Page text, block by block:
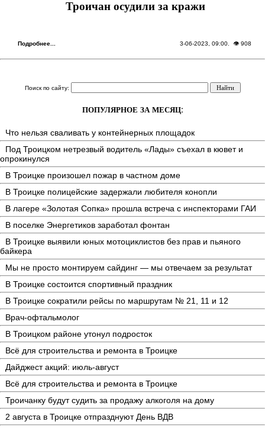
Троичан осудили за кражи
Подробнее... 3-06-2023, 09:00. 👁 908
Поиск по сайту:
ПОПУЛЯРНОЕ ЗА МЕСЯЦ:
Что нельзя сваливать у контейнерных площадок
Под Троицком нетрезвый водитель «Лады» съехал в кювет и
опрокинулся
В Троицке произошел пожар в частном доме
В Троицке полицейские задержали любителя конопли
В лагере «Золотая Сопка» прошла встреча с инспекторами ГАИ
В поселке Энергетиков заработал фонтан
В Троицке выявили юных мотоциклистов без прав и пьяного
байкера
Мы не просто монтируем сайдинг — мы отвечаем за результат
В Троицке состоится спортивный праздник
В Троицке сократили рейсы по маршрутам № 21, 11 и 12
Врач-офтальмолог
В Троицком районе утонул подросток
Всё для строительства и ремонта в Троицке
Дайджест акций: июль-август
Всё для строительства и ремонта в Троицке
Троичанку будут судить за продажу алкоголя на дому
2 августа в Троицке отпразднуют День ВДВ